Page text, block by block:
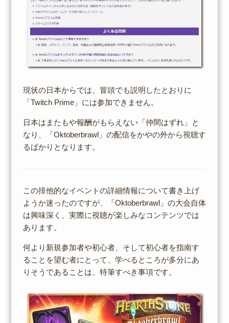
現状の日本からでは、冒頭でも説明したとおりに
「Twitch Prime」には参加できません。
日本はまたもや報酬がもらえない「仲間はずれ」と
なり、「Oktoberbrawl」の配信をかやの外から視聴す
るばかりとなります。
この排他的なイベントの詳細情報について書き上げ
ようか迷ったのですが、「Oktoberbrawl」の大会自体
は興味深く、実際に視聴が楽しみなコンテンツでは
あります。
何より新規参加者や初心者、そして初心者を指南す
ることを望む者にとって、学べるところが多分にあ
りそうであることは、特筆すべき事項です。